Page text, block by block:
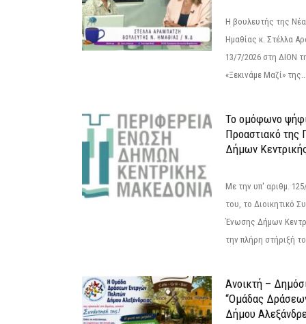
Η βουλευτής της
Ημαθίας κ. Στέλλα
13/7/2026 στη ΔΙΟΝ
«Ξεκινάμε Μαζί»
Το ομόφωνο
Προαστιακό της
Δήμων
Με την υπ' αριθμ.
του, το Διοικητικό
Ένωσης Δήμων
την πλήρη στήριξή
Ανοικτή –
“Ομάδας
Δήμου